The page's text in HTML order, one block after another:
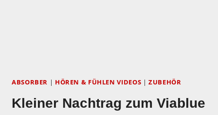
ABSORBER | HÖREN & FÜHLEN VIDEOS |ZUBEHÖR
Kleiner Nachtrag zum Viablue